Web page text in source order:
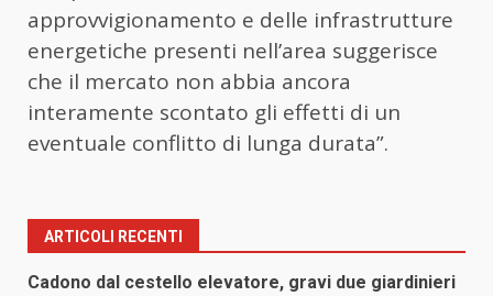
approvvigionamento e delle infrastrutture
energetiche presenti nell’area suggerisce
che il mercato non abbia ancora
interamente scontato gli effetti di un
eventuale conflitto di lunga durata”.
ARTICOLI RECENTI
Cadono dal cestello elevatore, gravi due giardinieri